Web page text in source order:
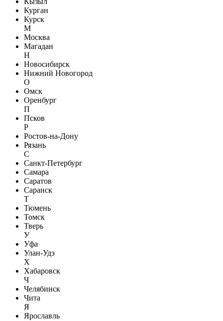
Курган
Курск
М
Москва
Магадан
Н
Новосибирск
Нижний Новогород
О
Омск
Оренбург
П
Псков
Р
Ростов-на-Дону
Рязань
С
Санкт-Петербург
Самара
Саратов
Саранск
Т
Тюмень
Томск
Тверь
У
Уфа
Улан-Удэ
Х
Хабаровск
Ч
Челябинск
Чита
Я
Ярославль